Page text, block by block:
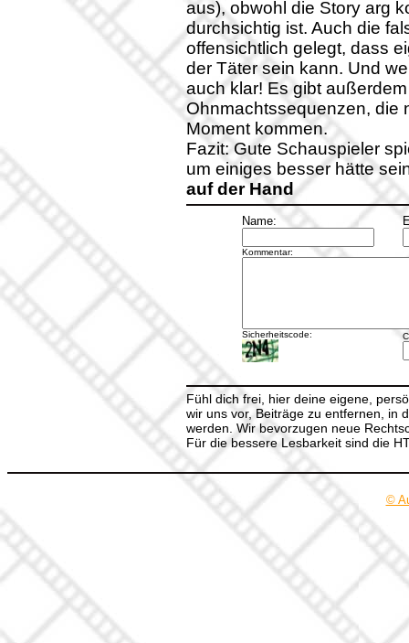
aus), obwohl die Story arg
durchsichtig ist. Auch die
offensichtlich gelegt, dass
der Täter sein kann. Und
auch klar! Es gibt
Ohnmachtssequenzen, die
Moment kommen.
Fazit: Gute Schauspieler
um einiges besser hätte
auf der Hand
Name:
Kommentar:
Sicherheitscode:
Fühl dich frei, hier deine eigene,
wir uns vor, Beiträge zu entfernen, in
werden. Wir bevorzugen neue
Für die bessere Lesbarkeit sind die
©